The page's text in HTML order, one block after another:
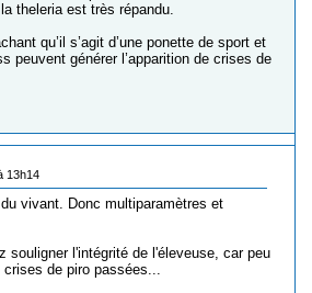
theleria est très répandu.
qu’il s’agit d’une ponette de sport et
peuvent générer l’apparition de crises de
13h14
vivant. Donc multiparamètres et
souligner l'intégrité de l'éleveuse, car peu
de piro passées...